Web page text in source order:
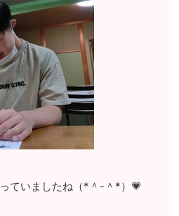
ていましたね（*＾-＾*）💗